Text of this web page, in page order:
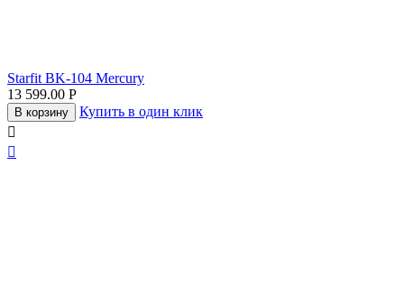
Starfit BK-104 Mercury
13 599.00 Р
В корзину
Купить в один клик

